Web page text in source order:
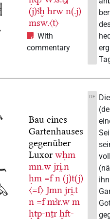
(j)ꜣḫ hrw n(.j)
msw.〈t〉
With
commentary
Bau eines
Gartenhauses
gegenüber
Luxor wḥm
mn.w jri̯.n
ḥm =f n (j)t(j)
〈=f〉 Jmn jri̯.t
n =f mꜣr.w m
ḥtp-nṯr ḫft-
DE